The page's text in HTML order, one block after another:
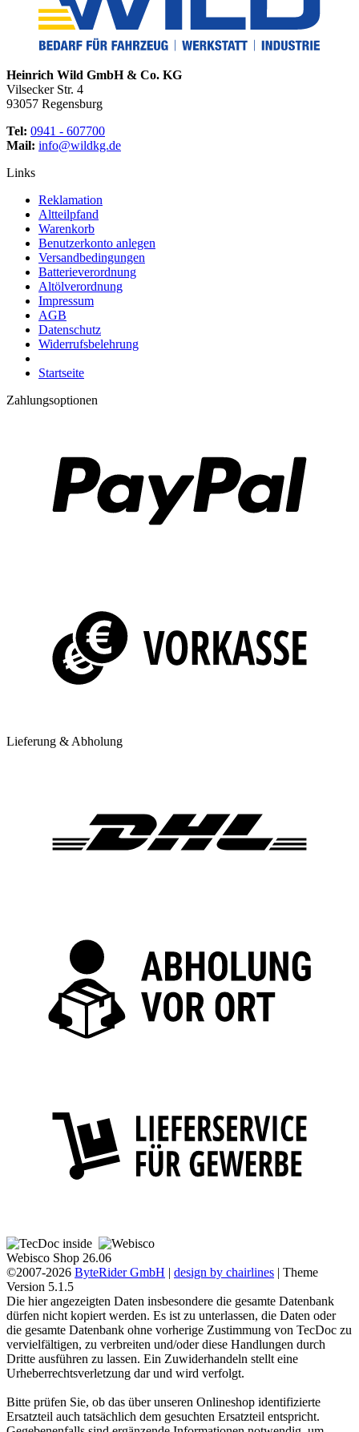
Heinrich Wild GmbH & Co. KG
Vilsecker Str. 4
93057 Regensburg
Tel: 0941 - 607700
Mail: info@wildkg.de
Links
Reklamation
Altteilpfand
Warenkorb
Benutzerkonto anlegen
Versandbedingungen
Batterieverordnung
Altölverordnung
Impressum
AGB
Datenschutz
Widerrufsbelehrung
Startseite
Zahlungsoptionen
Lieferung & Abholung
Webisco Shop 26.06
©2007-2026 ByteRider GmbH | design by chairlines | Theme
Version 5.1.5
Die hier angezeigten Daten insbesondere die gesamte Datenbank
dürfen nicht kopiert werden. Es ist zu unterlassen, die Daten oder
die gesamte Datenbank ohne vorherige Zustimmung von TecDoc zu
vervielfältigen, zu verbreiten und/oder diese Handlungen durch
Dritte ausführen zu lassen. Ein Zuwiderhandeln stellt eine
Urheberrechtsverletzung dar und wird verfolgt.
Bitte prüfen Sie, ob das über unseren Onlineshop identifizierte
Ersatzteil auch tatsächlich dem gesuchten Ersatzteil entspricht.